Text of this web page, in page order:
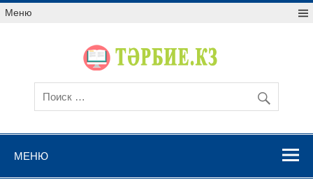
Меню
МЕНЮ